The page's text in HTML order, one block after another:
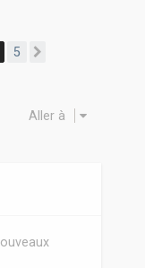
5
Aller à